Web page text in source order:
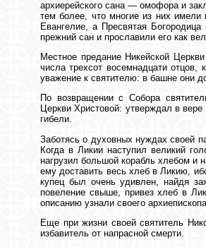
архиерейского сана — омофора и
тем более, что многие из них
Евангелие, а Пресвятая
прежний сан и прославили его как
Местное предание Никейской
числа трехсот восемнадцати отцов,
уважение к святителю: в башне они
По возвращении с Собора
Церкви Христовой: утверждал в
гибели.
Заботясь о духовных нуждах своей
Когда в Ликии наступил великий
нагрузил большой корабль хлебом и
ему доставить весь хлеб в Ликию,
купец был очень удивлен, найдя
повеление свыше, привез хлеб в
описанию узнали своего
Еще при жизни своей святитель
избавитель от напрасной смерти.